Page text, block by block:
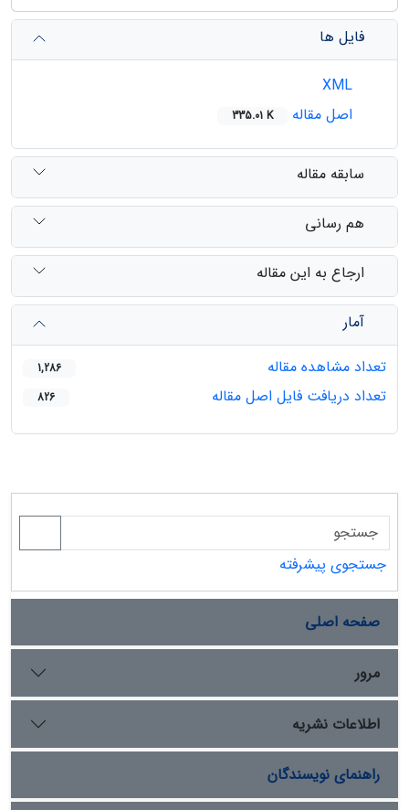
فایل ها
اصل مقاله
335.01 K
سابقه مقاله
هم رسانی
ارجاع به این مقاله
آمار
تعداد مشاهده مقاله
1,286
تعداد دریافت فایل اصل مقاله 826
جستجوی پیشرفته
صفحه اصلی
مرور
اطلاعات نشریه
راهنمای نویسندگان